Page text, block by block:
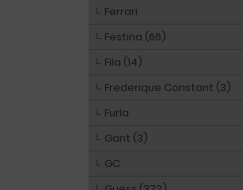
Ferrari
Festina (66)
Fila (14)
Frederique Constant (3)
Furla
Gant (3)
GC